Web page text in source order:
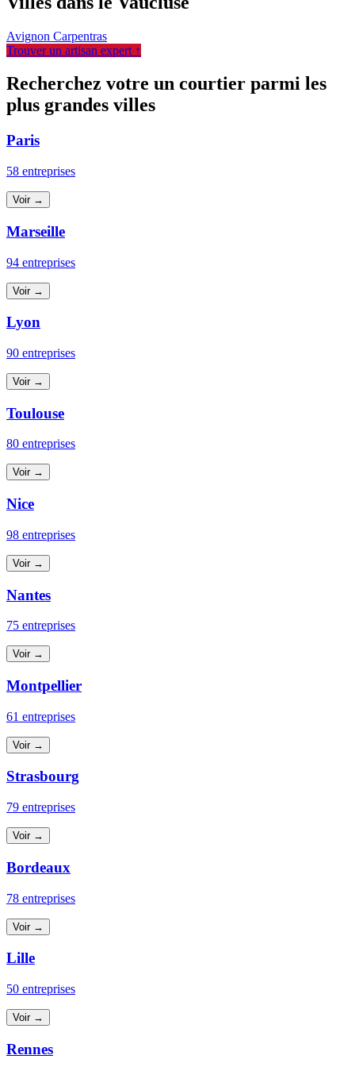
Avignon Carpentras
Trouver un artisan expert ↑
Recherchez votre un courtier parmi les
plus grandes villes
Paris
58 entreprises
Voir →
Marseille
94 entreprises
Voir →
Lyon
90 entreprises
Voir →
Toulouse
80 entreprises
Voir →
Nice
98 entreprises
Voir →
Nantes
75 entreprises
Voir →
Montpellier
61 entreprises
Voir →
Strasbourg
79 entreprises
Voir →
Bordeaux
78 entreprises
Voir →
Lille
50 entreprises
Voir →
Rennes